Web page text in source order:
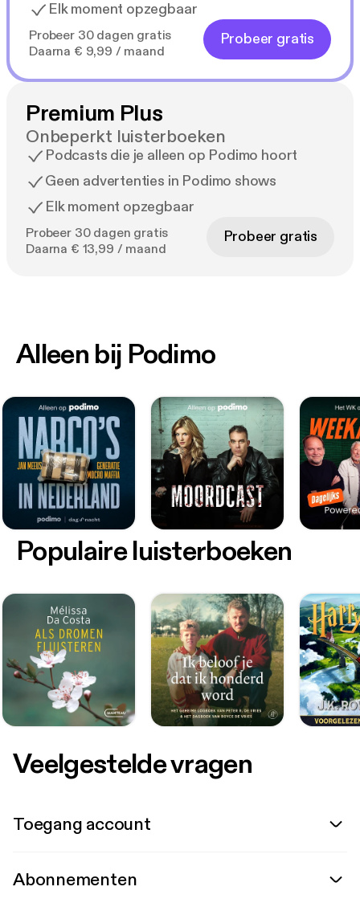
Elk moment opzegbaar
Probeer 30 dagen gratis
Daarna € 9,99 / maand
Probeer gratis
Premium Plus
Onbeperkt luisterboeken
Podcasts die je alleen op Podimo hoort
Geen advertenties in Podimo shows
Elk moment opzegbaar
Probeer 30 dagen gratis
Daarna € 13,99 / maand
Probeer gratis
Alleen bij Podimo
Populaire luisterboeken
Veelgestelde vragen
Toegang account
Abonnementen